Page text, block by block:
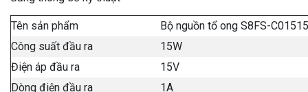
Tên sản phẩm
Bộ nguồn tổ ong S8FS-
Công suất đầu ra
15W
Điện áp đầu ra
15V
Dòng điện đầu ra
1A